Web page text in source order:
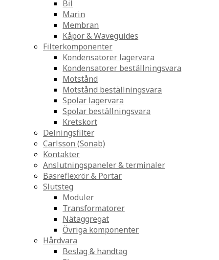
Bil
Marin
Membran
Kåpor & Waveguides
Filterkomponenter
Kondensatorer lagervara
Kondensatorer beställningsvara
Motstånd
Motstånd beställningsvara
Spolar lagervara
Spolar beställningsvara
Kretskort
Delningsfilter
Carlsson (Sonab)
Kontakter
Anslutningspaneler & terminaler
Basreflexrör & Portar
Slutsteg
Moduler
Transformatorer
Nätaggregat
Övriga komponenter
Hårdvara
Beslag & handtag